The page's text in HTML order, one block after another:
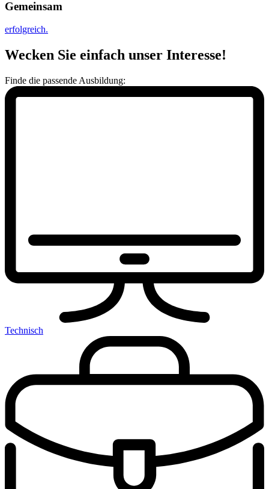
Gemeinsam
erfolgreich.
Wecken Sie einfach unser Interesse!
Finde die passende Ausbildung:
Technisch